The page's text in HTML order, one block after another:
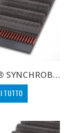
CONTI® SYNCHROBELT 1000H100
TUTTO